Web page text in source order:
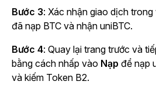
Bước 3: Xác nhận giao dịch
đã nạp BTC và nhận uniBTC.
Bước 4: Quay lại trang trước và
bằng cách nhấp vào Nạp để nạp
và kiếm Token B2.